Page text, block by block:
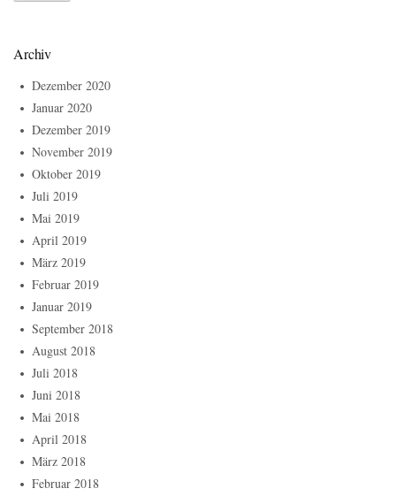
Archiv
Dezember 2020
Januar 2020
Dezember 2019
November 2019
Oktober 2019
Juli 2019
Mai 2019
April 2019
März 2019
Februar 2019
Januar 2019
September 2018
August 2018
Juli 2018
Juni 2018
Mai 2018
April 2018
März 2018
Februar 2018